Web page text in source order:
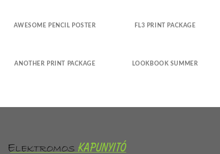
AWESOME PENCIL POSTER FL3 PRINT PACKAGE
ANOTHER PRINT PACKAGE LOOKBOOK SUMMER